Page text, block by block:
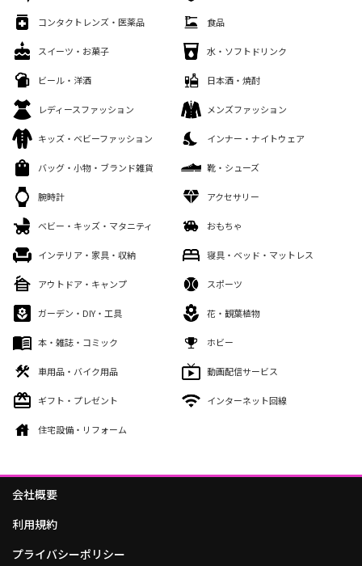
コンタクトレンズ・医薬品 食品
スイーツ・お菓子 水・ソフトドリンク
ビール・洋酒 日本酒・焼酎
レディースファッション メンズファッション
キッズ・ベビーファッション インナー・ナイトウェア
バッグ・小物・ブランド雑貨 靴・シューズ
腕時計 アクセサリー
ベビー・キッズ・マタニティ おもちゃ
インテリア・家具・収納 寝具・ベッド・マットレス
アウトドア・キャンプ スポーツ
ガーデン・DIY・工具 花・観葉植物
本・雑誌・コミック ホビー
車用品・バイク用品 動画配信サービス
ギフト・プレゼント インターネット回線
住宅設備・リフォーム
会社概要
利用規約
プライバシーポリシー